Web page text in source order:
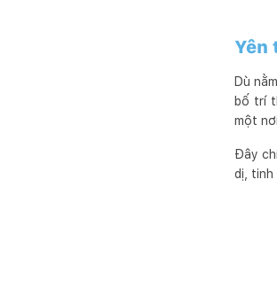
Yên
Dù
bố trí
một
Đây
dị, tinh